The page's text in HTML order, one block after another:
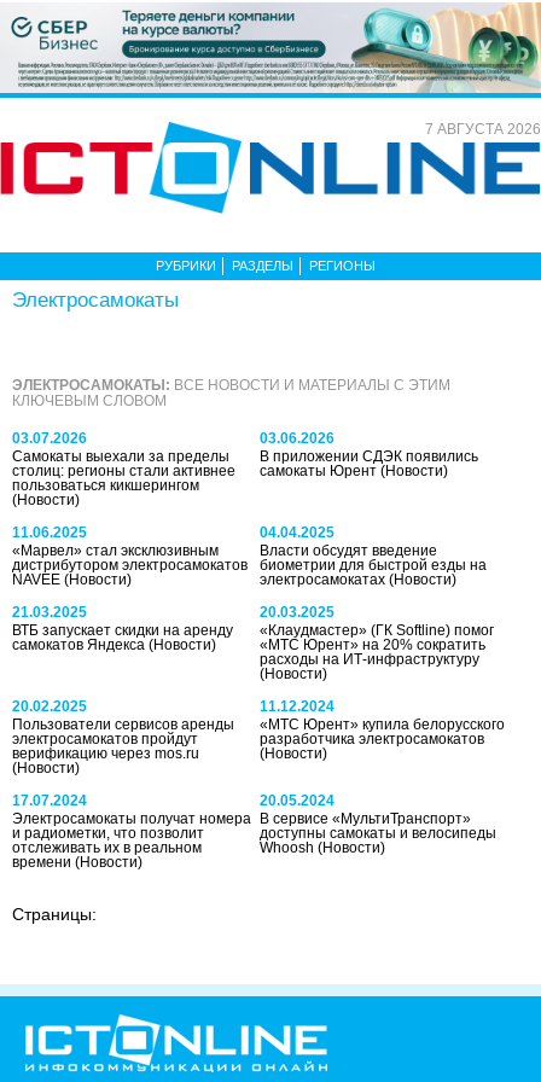
7 АВГУСТА 2026
РУБРИКИ РАЗДЕЛЫ РЕГИОНЫ
Электросамокаты
ЭЛЕКТРОСАМОКАТЫ: ВСЕ НОВОСТИ И МАТЕРИАЛЫ С ЭТИМ
КЛЮЧЕВЫМ СЛОВОМ
03.07.2026
Самокаты выехали за пределы
столиц: регионы стали активнее
пользоваться кикшерингом
(Новости)
03.06.2026
В приложении СДЭК появились
самокаты Юрент(Новости)
11.06.2025
«Марвел» стал эксклюзивным
дистрибутором электросамокатов
NAVEE (Новости)
04.04.2025
Власти обсудят введение
биометрии для быстрой езды на
электросамокатах(Новости)
21.03.2025
ВТБ запускает скидки на аренду
самокатов Яндекса (Новости)
20.03.2025
«Клаудмастер» (ГК Softline) помог
«МТС Юрент» на 20% сократить
расходы на ИТ-инфраструктуру
(Новости)
20.02.2025
Пользователи сервисов аренды
электросамокатов пройдут
верификацию через mos.ru
(Новости)
11.12.2024
«МТС Юрент» купила белорусского
разработчика электросамокатов
(Новости)
17.07.2024
Электросамокаты получат номера
и радиометки, что позволит
отслеживать их в реальном
времени (Новости)
20.05.2024
В сервисе «МультиТранспорт»
доступны самокаты и велосипеды
Whoosh(Новости)
Страницы: